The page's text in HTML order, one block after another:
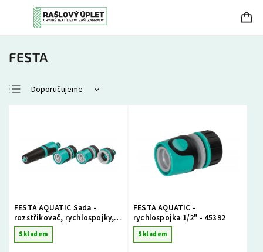
FESTA
Doporučujeme
Nejprodávanější
Abecedně
FESTA AQUATIC Sada -
rozstřikovač, rychlospojky,
adaptér - 45385
Skladem
FESTA AQUATIC -
rychlospojka 1/2" - 45392
Skladem